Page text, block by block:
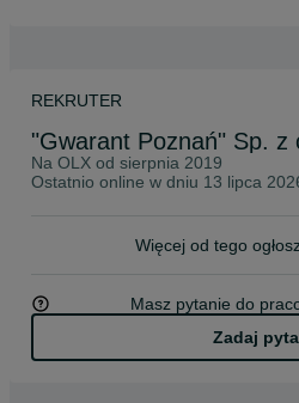
REKRUTER
"Gwarant Poznań" Sp. z
Na OLX od sierpnia 2019
Ostatnio online w dniu 13 lipca
Więcej od tego
Masz pytanie do
Zadaj